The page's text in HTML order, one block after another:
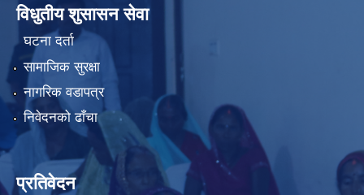
विधुतीय शुसासन सेवा
घटना दर्ता
सामाजिक सुरक्षा
नागरिक वडापत्र
निवेदनको ढाँचा
प्रतिवेदन